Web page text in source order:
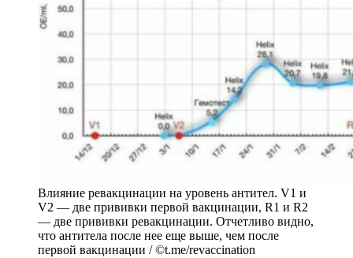
Влияние ревакцинации на уровень антител. V1 и
V2 — две прививки первой вакцинации, R1 и R2
— две прививки ревакцинации. Отчетливо видно,
что антитела после нее еще выше, чем после
первой вакцинации / ©t.me/revaccination